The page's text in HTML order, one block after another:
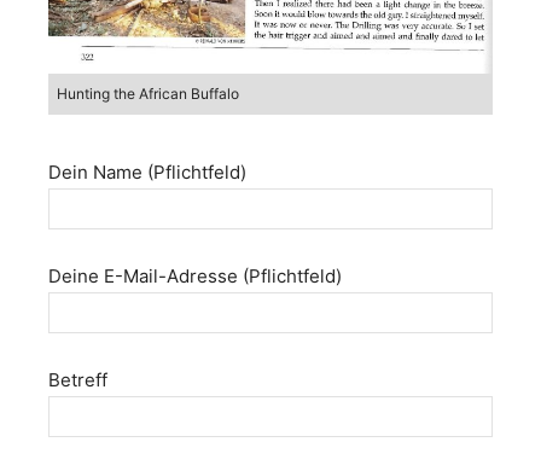
Hunting the African Buffalo
Dein Name (Pflichtfeld)
Deine E-Mail-Adresse (Pflichtfeld)
Betreff